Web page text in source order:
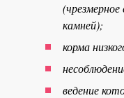
камней);
корма
ведение